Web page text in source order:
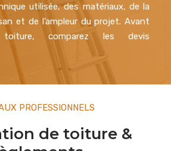
utilisée, des matériaux, de la
et de l’ampleur du projet. Avant
comparez les devis
PROFESSIONNELS
de toiture &